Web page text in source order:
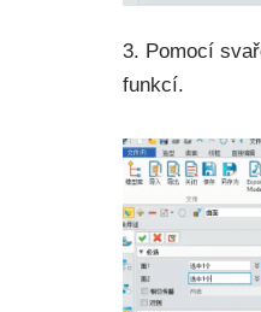
3. Pomocí
funkcí.